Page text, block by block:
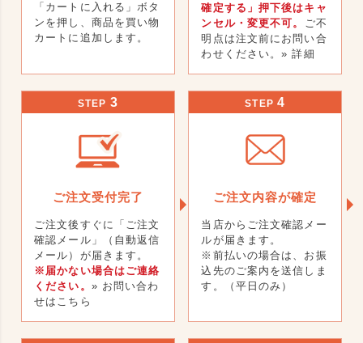
「カートに入れる」ボタ
ンを押し、商品を買い物
カートに追加します。
確定する」押下後はキャ
ンセル・変更不可。 ご不
明点は注文前にお問い合
わせください。» 詳細
STEP 3
ご注文受付完了
ご注文後すぐに「ご注文
確認メール」（自動返信
メール）が届きます。
※届かない場合はご連絡
ください。 » お問い合わ
せはこちら
STEP 4
ご注文内容が確定
当店からご注文確認メー
ルが届きます。
※前払いの場合は、お振
込先のご案内を送信しま
す。（平日のみ）